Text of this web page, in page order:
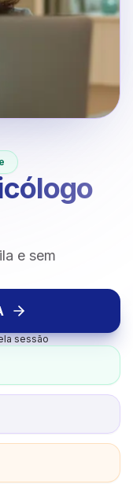
e sem
sessão